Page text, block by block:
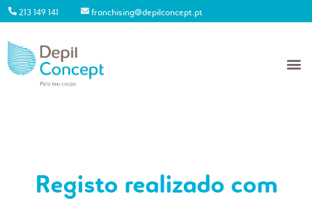
213 149 141 franchising@depilconcept.pt
Registo realizado com